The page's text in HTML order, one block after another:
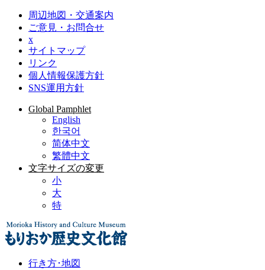
周辺地図・交通案内
ご意見・お問合せ
x
サイトマップ
リンク
個人情報保護方針
SNS運用方針
Global Pamphlet
English
한국어
简体中文
繁體中文
文字サイズの変更
小
大
特
行き方･地図